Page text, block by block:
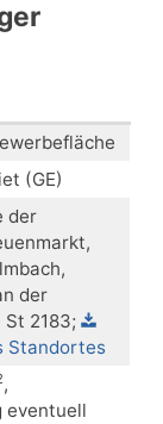
(GE)
der
der
St 2183;
Standortes
,
eventuell